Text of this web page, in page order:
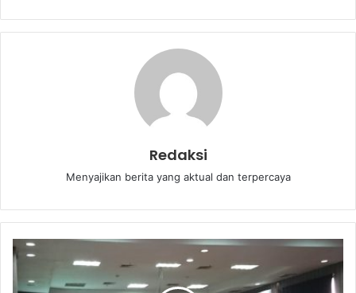
Redaksi
Menyajikan berita yang aktual dan terpercaya